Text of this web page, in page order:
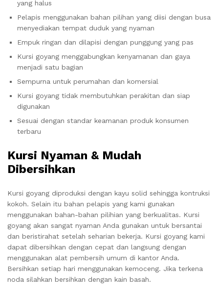
yang halus
Pelapis menggunakan bahan pilihan yang diisi dengan busa
menyediakan tempat duduk yang nyaman
Empuk ringan dan dilapisi dengan punggung yang pas
Kursi goyang menggabungkan kenyamanan dan gaya
menjadi satu bagian
Sempurna untuk perumahan dan komersial
Kursi goyang tidak membutuhkan perakitan dan siap
digunakan
Sesuai dengan standar keamanan produk konsumen
terbaru
Kursi Nyaman & Mudah
Dibersihkan
Kursi goyang diproduksi dengan kayu solid sehingga kontruksi
kokoh. Selain itu bahan pelapis yang kami gunakan
menggunakan bahan-bahan pilihian yang berkualitas. Kursi
goyang akan sangat nyaman Anda gunakan untuk bersantai
dan beristirahat setelah seharian bekerja. Kursi goyang kami
dapat dibersihkan dengan cepat dan langsung dengan
menggunakan alat pembersih umum di kantor Anda.
Bersihkan setiap hari menggunakan kemoceng. Jika terkena
noda silahkan bersihkan dengan kain basah.